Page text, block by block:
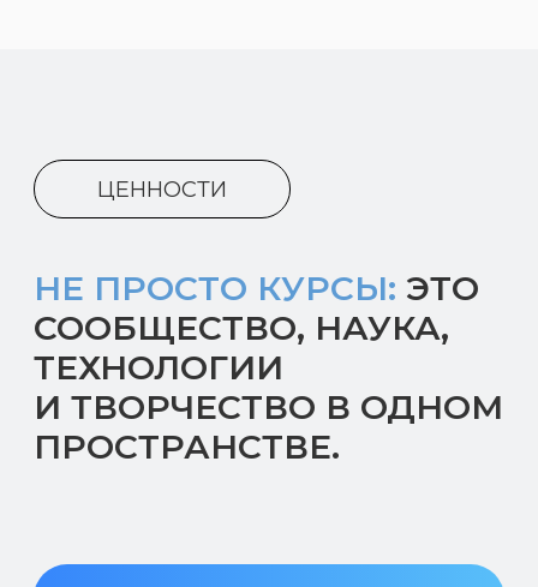
Смежный подход
03
Совмещаем технические
и гуманитарные науки.